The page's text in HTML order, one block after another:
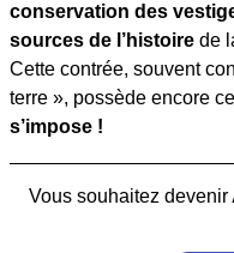
conservation des
sources de l’histoire de
Cette contrée, souvent
terre », possède encore
s’impose !
Vous souhaitez devenir